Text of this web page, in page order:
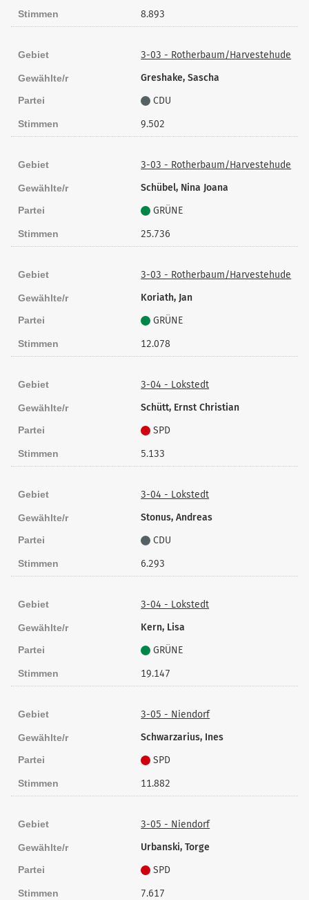
Stimmen 8.893
Gebiet 3-03 - Rotherbaum/Harvestehude
Gewählte/r Greshake, Sascha
Partei CDU
Stimmen 9.502
Gebiet 3-03 - Rotherbaum/Harvestehude
Gewählte/r Schübel, Nina Joana
Partei GRÜNE
Stimmen 25.736
Gebiet 3-03 - Rotherbaum/Harvestehude
Gewählte/r Koriath, Jan
Partei GRÜNE
Stimmen 12.078
Gebiet 3-04 - Lokstedt
Gewählte/r Schütt, Ernst Christian
Partei SPD
Stimmen 5.133
Gebiet 3-04 - Lokstedt
Gewählte/r Stonus, Andreas
Partei CDU
Stimmen 6.293
Gebiet 3-04 - Lokstedt
Gewählte/r Kern, Lisa
Partei GRÜNE
Stimmen 19.147
Gebiet 3-05 - Niendorf
Gewählte/r Schwarzarius, Ines
Partei SPD
Stimmen 11.882
Gebiet 3-05 - Niendorf
Gewählte/r Urbanski, Torge
Partei SPD
Stimmen 7.617